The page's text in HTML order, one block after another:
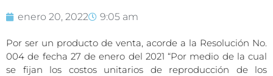
enero 20, 2022 9:05 am
Por ser un producto de venta, acorde a la Resolución No.
004 de fecha 27 de enero del 2021 “Por medio de la cual
se fijan los costos unitarios de reproducción de los